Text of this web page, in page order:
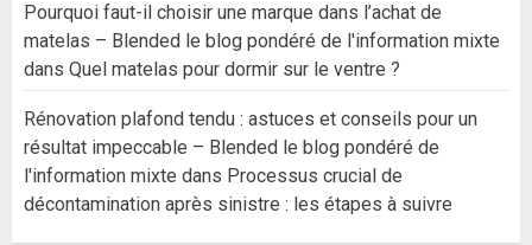
Pourquoi faut-il choisir une marque dans l’achat de
matelas – Blended le blog pondéré de l'information mixte
dans Quel matelas pour dormir sur le ventre ?
Rénovation plafond tendu : astuces et conseils pour un
résultat impeccable – Blended le blog pondéré de
l'information mixte dans Processus crucial de
décontamination après sinistre : les étapes à suivre